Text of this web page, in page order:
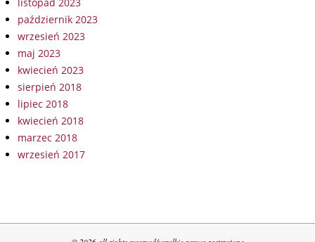
październik 2023
wrzesień 2023
maj 2023
kwiecień 2023
sierpień 2018
lipiec 2018
kwiecień 2018
marzec 2018
wrzesień 2017